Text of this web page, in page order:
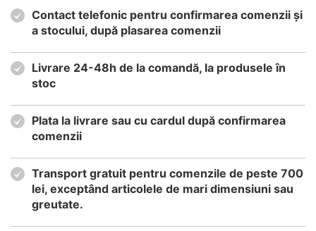
Contact telefonic pentru confirmarea comenzii și
a stocului, după plasarea comenzii
Livrare 24-48h de la comandă, la produsele în
stoc
Plata la livrare sau cu cardul după confirmarea
comenzii
Transport gratuit pentru comenzile de peste 700
lei, exceptând articolele de mari dimensiuni sau
greutate.